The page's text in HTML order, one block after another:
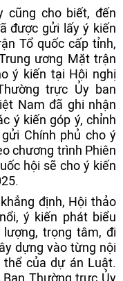
cũng cho biết, đến
được gửi lấy ý kiến
Tổ quốc cấp tỉnh,
ương Mặt trận
ý kiến tại Hội nghị
trực Ủy ban
Nam đã ghi nhận
ý kiến góp ý, chỉnh
Chính phủ cho ý
chương trình Phiên
hội sẽ cho ý kiến
định, Hội thảo
ý kiến phát biểu
trọng tâm, đi
dựng vào từng nội
của dự án Luật.
Thường trực Ủy